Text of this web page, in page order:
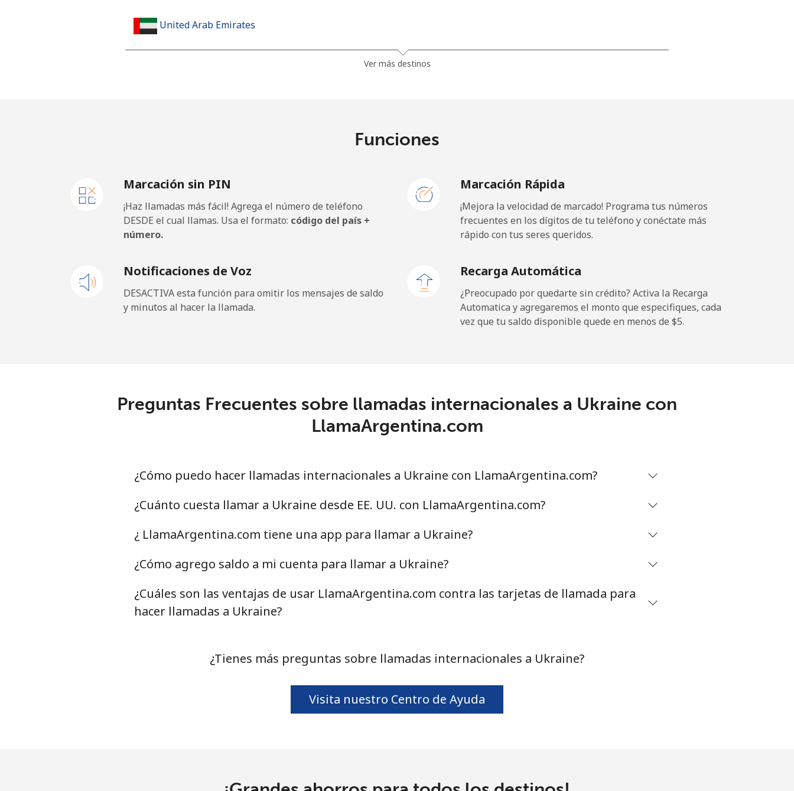
United Arab Emirates
Celular 208 min por ⁦$5⁩
Premium ⁦42.5¢⁩ 11 min por ⁦$5⁩ -
All country 333 min por ⁦$5⁩
Uruguay
Montevideo ⁦6.5¢⁩ 76 min por ⁦$5⁩ -
Línea fija ⁦16.9¢⁩ 29 min por ⁦$5⁩
Celular ⁦16.9¢⁩ 29 min por ⁦$5⁩
Tashkent ⁦16.5¢⁩ 30 min por ⁦$5⁩
Ver más destinos
Funciones
Marcación sin PIN
¡Haz llamadas más fácil! Agrega el número de teléfono
DESDE el cual llamas. Usa el formato: código del país +
número.
Marcación Rápida
¡Mejora la velocidad de marcado! Programa tus números
frecuentes en los dígitos de tu teléfono y conéctate más
rápido con tus seres queridos.
Notificaciones de Voz
DESACTIVA esta función para omitir los mensajes de saldo
y minutos al hacer la llamada.
Recarga Automática
¿Preocupado por quedarte sin crédito? Activa la Recarga
Automatica y agregaremos el monto que especifiques, cada
vez que tu saldo disponible quede en menos de ⁦$5⁩.
Preguntas Frecuentes sobre llamadas internacionales a Ukraine con
LlamaArgentina.com
¿Cómo puedo hacer llamadas internacionales a Ukraine con LlamaArgentina.com?
¿Cuánto cuesta llamar a Ukraine desde EE. UU. con LlamaArgentina.com?
¿ LlamaArgentina.com tiene una app para llamar a Ukraine?
¿Cómo agrego saldo a mi cuenta para llamar a Ukraine?
¿Cuáles son las ventajas de usar LlamaArgentina.com contra las tarjetas de llamada para
hacer llamadas a Ukraine?
¿Tienes más preguntas sobre llamadas internacionales a Ukraine?
Visita nuestro Centro de Ayuda